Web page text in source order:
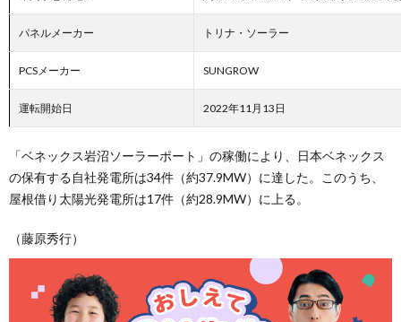
パネルメーカー トリナ・ソーラー
PCSメーカー SUNGROW
運転開始日 2022年11月13日
「ベネックス岩沼ソーラーポート」の稼働により、日本ベネックス
の保有する自社発電所は34件（約37.9MW）に達した。このうち、
屋根借り太陽光発電所は17件（約28.9MW）に上る。
（藤原秀行）